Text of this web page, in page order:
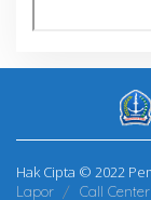
Hak Cipta © 2022
Lapor
Call Center